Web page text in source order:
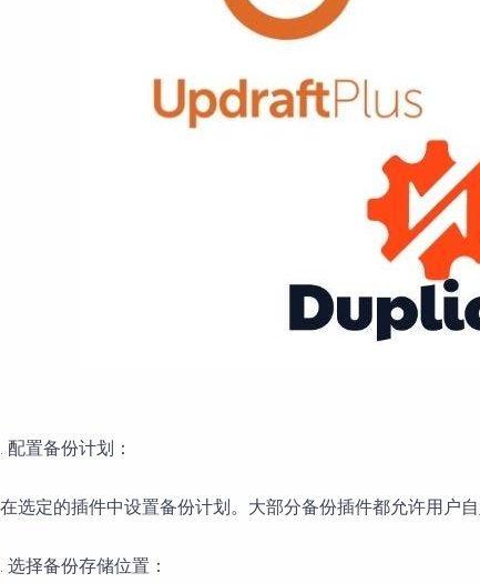
. 配置备份计划：
在选定的插件中设置备份计划。大部分备份插件都允许用户
. 选择备份存储位置：